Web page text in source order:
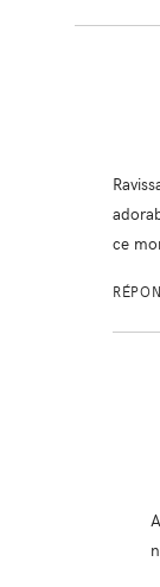
ce